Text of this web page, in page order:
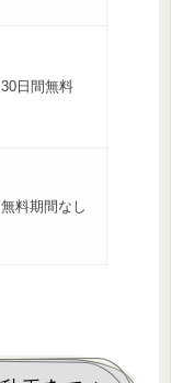
30日間無料
無料期間なし